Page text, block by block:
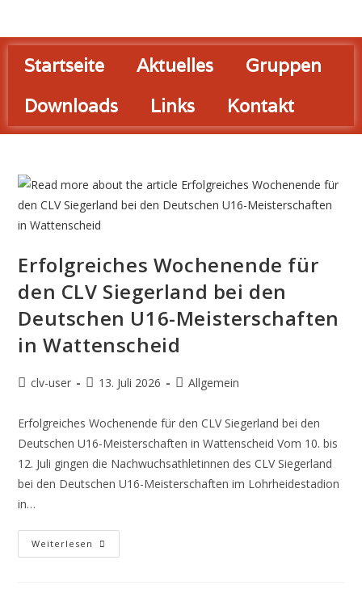
Startseite Aktuelles
Gruppen
Downloads
Links Kontakt
Erfolgreiches Wochenende für
den CLV Siegerland bei den
Deutschen U16-Meisterschaften
in Wattenscheid
clv-user 13. Juli 2026 Allgemein
Erfolgreiches Wochenende für den CLV Siegerland bei den
Deutschen U16-Meisterschaften in Wattenscheid Vom 10. bis
12. Juli gingen die Nachwuchsathletinnen des CLV Siegerland
bei den Deutschen U16-Meisterschaften im Lohrheidestadion
in…
Weiterlesen